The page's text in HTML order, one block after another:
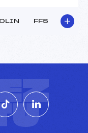
FFS